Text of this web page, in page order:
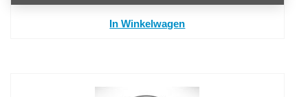
In Winkelwagen